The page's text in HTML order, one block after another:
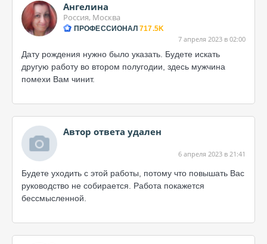
Ангелина
Россия, Москва
ПРОФЕССИОНАЛ 717.5K
7 апреля 2023 в 02:00
Дату рождения нужно было указать. Будете искать
другую работу во втором полугодии, здесь мужчина
помехи Вам чинит.
Автор ответа удален
6 апреля 2023 в 21:41
Будете уходить с этой работы, потому что повышать Вас
руководство не собирается. Работа покажется
бессмысленной.